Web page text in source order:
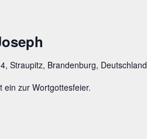
Straupitz, Brandenburg, Deutschland
ein zur Wortgottesfeier.